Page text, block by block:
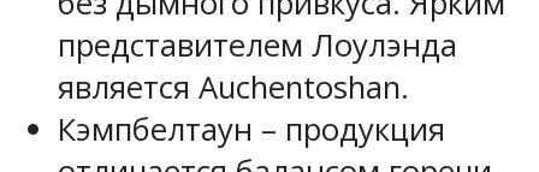
представителем Лоулэнда
является Auchentoshan.
Кэмпбелтаун – продукция